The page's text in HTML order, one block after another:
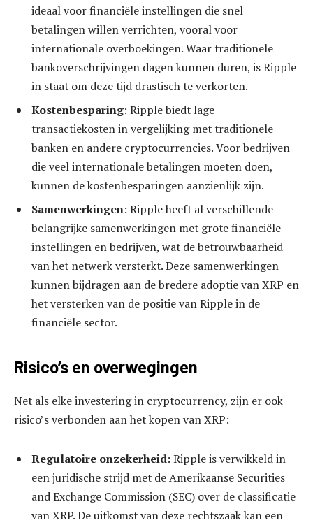
ideaal voor financiële instellingen die snel
betalingen willen verrichten, vooral voor
internationale overboekingen. Waar traditionele
bankoverschrijvingen dagen kunnen duren, is Ripple
in staat om deze tijd drastisch te verkorten.
Kostenbesparing: Ripple biedt lage
transactiekosten in vergelijking met traditionele
banken en andere cryptocurrencies. Voor bedrijven
die veel internationale betalingen moeten doen,
kunnen de kostenbesparingen aanzienlijk zijn.
Samenwerkingen: Ripple heeft al verschillende
belangrijke samenwerkingen met grote financiële
instellingen en bedrijven, wat de betrouwbaarheid
van het netwerk versterkt. Deze samenwerkingen
kunnen bijdragen aan de bredere adoptie van XRP en
het versterken van de positie van Ripple in de
financiële sector.
Risico’s en overwegingen
Net als elke investering in cryptocurrency, zijn er ook
risico’s verbonden aan het kopen van XRP:
Regulatoire onzekerheid: Ripple is verwikkeld in
een juridische strijd met de Amerikaanse Securities
and Exchange Commission (SEC) over de classificatie
van XRP. De uitkomst van deze rechtszaak kan een